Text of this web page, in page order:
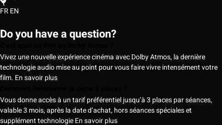
FREN
Do you have a question?
Vivez une nouvelle expérience cinéma avec Dolby Atmos, la dernière
technologie audio mise au point pour vous faire vivre intensément votre
film. En savoir plus
Vous donne accès à un tarif préférentiel jusqu’à 3 places par séances,
valable 3 mois, après la date d’achat, hors séances spéciales et
supplément technologieEn savoir plus